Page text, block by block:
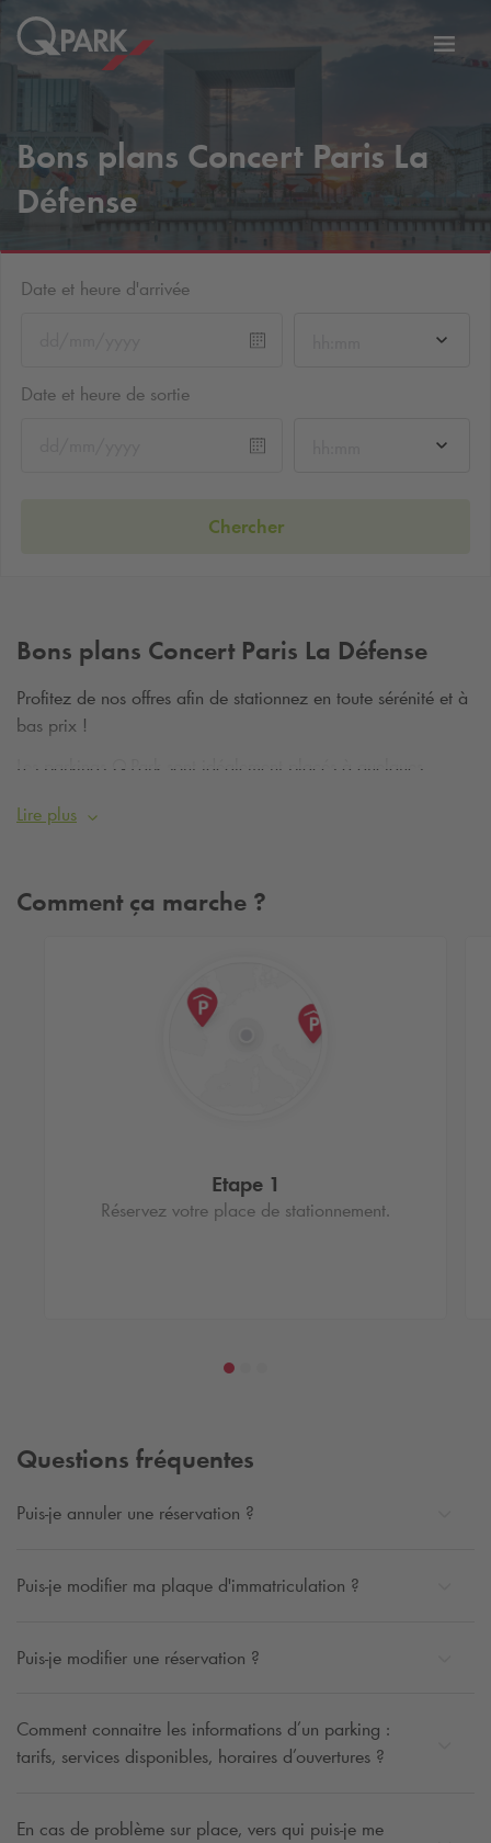
Bons plans Concert Paris La
Défense
Date et heure d'arrivée
Date et heure de sortie
Chercher
Bons plans Concert Paris La Défense
Profitez de nos offres afin de stationnez en toute sérénité et à
bas prix !
Les parkings Q-Park sont idéalement placés à quelques
Lire plus
Comment ça marche ?
Etape 1
Réservez votre place de stationnement.
Questions fréquentes
Puis-je annuler une réservation ?
Puis-je modifier ma plaque d'immatriculation ?
Puis-je modifier une réservation ?
Comment connaitre les informations d’un parking :
tarifs, services disponibles, horaires d’ouvertures ?
En cas de problème sur place, vers qui puis-je me